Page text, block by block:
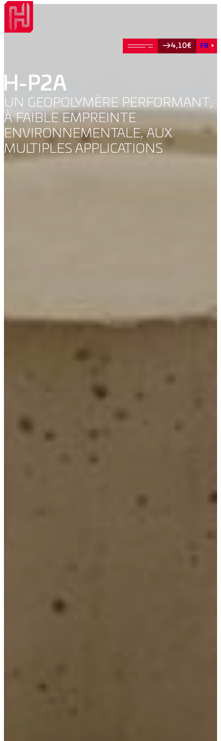
4,10€ FR
H-P2A
UN GEOPOLYMÈRE PERFORMANT,
À FAIBLE EMPREINTE
ENVIRONNEMENTALE, AUX
MULTIPLES APPLICATIONS